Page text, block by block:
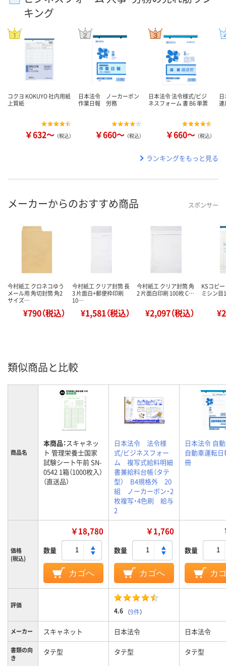
キング
コクヨ KOKUYO 社内用紙
上質紙
￥632～ （税込）
日本法令 ノーカーボン
作業日報 労務
￥660～ （税込）
日本法令 法令様式/ビジ
ネスフォーム 書 B6 単票
￥660～ （税込）
連
ランキングをもっと見る
メーカーからのおすすめ商品 スポンサー
今村紙工 クロネコゆう
メール用 角切封筒 角2
サイズ…
¥790（税込）
今村紙工 クリア封筒 長
3 片面白+郵便枠印刷
10…
¥1,581（税込）
今村紙工 クリア封筒 角
2 片面白印刷 100枚 C…
¥2,097（税込）
KSコピ
ミシン目
類似商品と比較
商品名
本商品：スキャネッ
ト 管理栄養士国家
試験シート午前 SN-
0542 1箱（1000枚入）
（直送品）
日本法令 法令様
式/ビジネスフォー
ム 複写式給料明細
書兼給料台帳（タテ
型） B4規格外 20
組 ノーカーボン・2
枚複写・4色刷 給与
2
日本法令 自
自動車運転日
冊
価格
(税込)
￥18,780
数量
カゴへ
￥1,760
数量
カゴへ
数量
カ
評価
4.6 （9件）
メーカー スキャネット 日本法令 日本法令
書類の向
き
タテ型 タテ型 タテ型